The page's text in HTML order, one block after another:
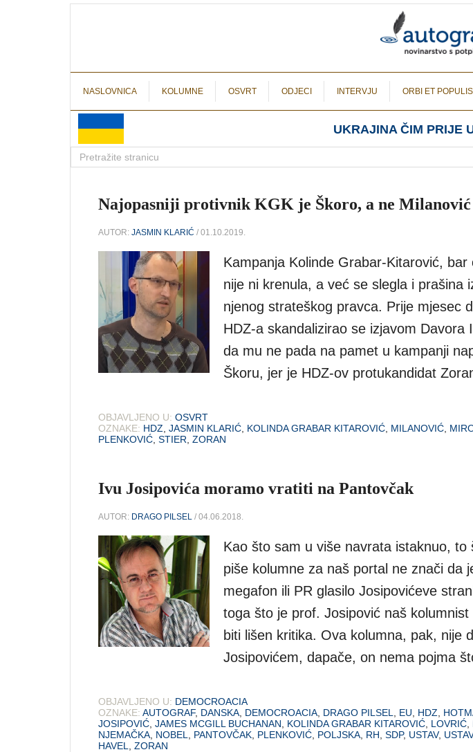
NASLOVNICA KOLUMNE OSVRT ODJECI INTERVJU ORBI ET POPULIS
UKRAJINA ČIM PRIJE
Najopasniji protivnik KGK je Škoro, a ne Milanović
AUTOR: JASMIN KLARIĆ / 01.10.2019.
Kampanja Kolinde Grabar-Kitarović, bar
nije ni krenula, a već se slegla i prašina
njenog strateškog pravca. Prije mjesec
HDZ-a skandalizirao se izjavom Davora
da mu ne pada na pamet u kampanji
Škoru, jer je HDZ-ov protukandidat
OBJAVLJENO U: OSVRT
OZNAKE: HDZ JASMIN KLARIĆ KOLINDA GRABAR KITAROVIĆ MILANOVIĆ
PLENKOVIĆ STIER ZORAN
Ivu Josipovića moramo vratiti na Pantovčak
AUTOR: DRAGO PILSEL / 04.06.2018.
Kao što sam u više navrata istaknuo, to
piše kolumne za naš portal ne znači da
megafon ili PR glasilo Josipovićeve
toga što je prof. Josipović naš
biti lišen kritika. Ova kolumna, pak, nije
Josipovićem, dapače, on nema pojma
OBJAVLJENO U: DEMOCROACIA
OZNAKE: AUTOGRAF, DANSKA DEMOCROACIA DRAGO PILSEL EU HDZ
JOSIPOVIĆ JAMES MCGILL BUCHANAN KOLINDA GRABAR KITAROVIĆ LOVRIĆ
NJEMAČKA NOBEL PANTOVČAK PLENKOVIĆ POLJSKA RH SDP, USTAV,
HAVEL
ZORAN